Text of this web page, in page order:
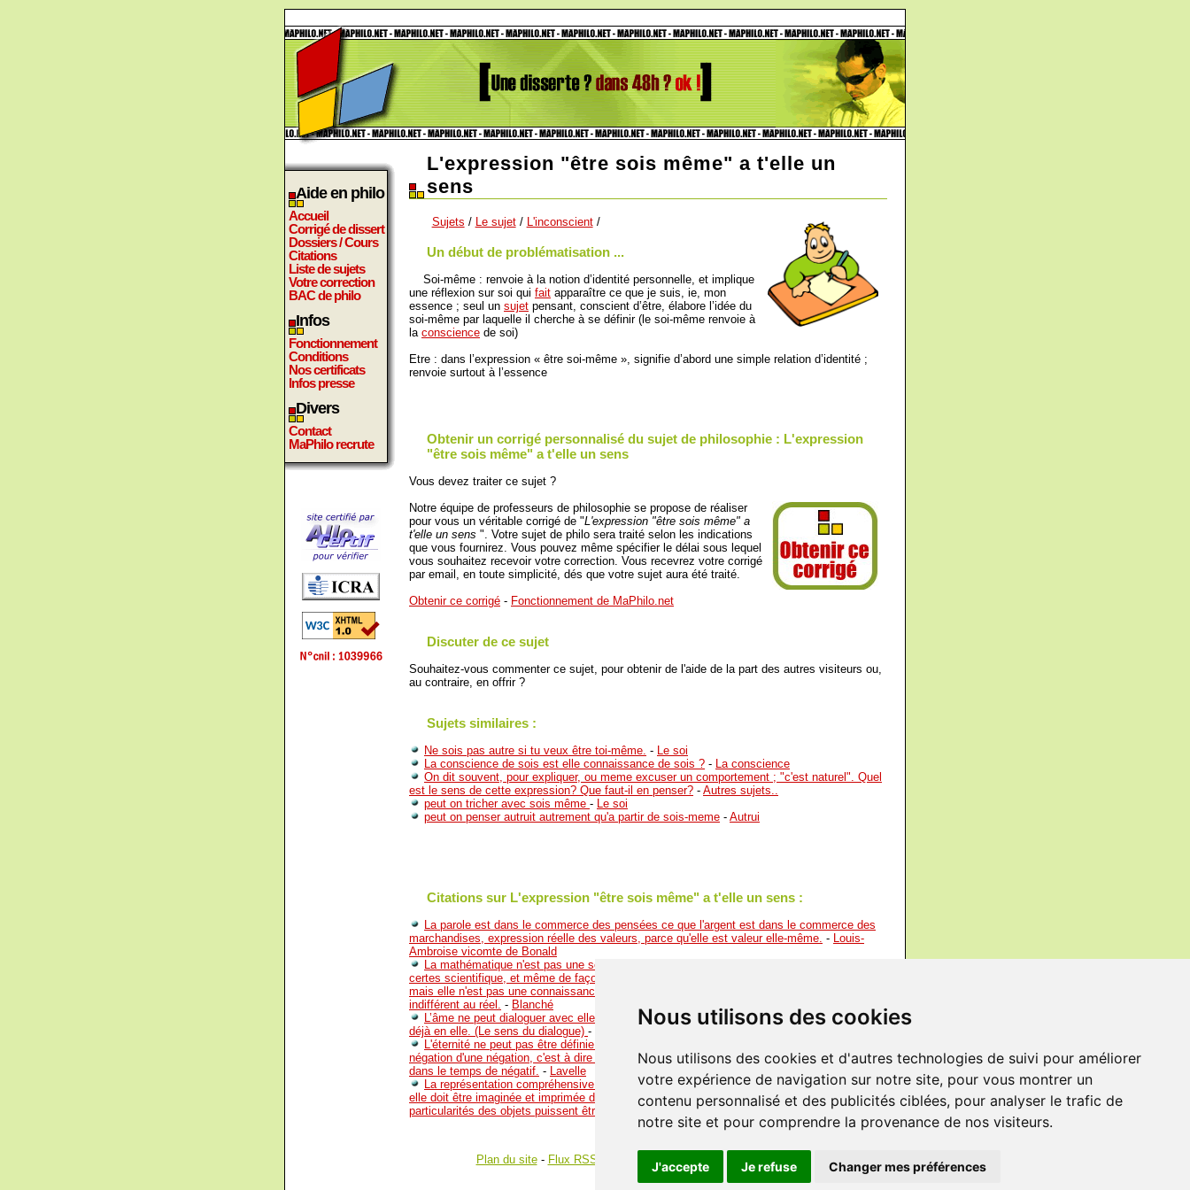
Nous utilisons des cookies
Nous utilisons des cookies et d'autres technologies de suivi pour améliorer
votre expérience de navigation sur notre site, pour vous montrer un
contenu personnalisé et des publicités ciblées, pour analyser le trafic de
notre site et pour comprendre la provenance de nos visiteurs.
J'accepte Je refuse Changer mes préférences
Aide en philo
Accueil
Corrigé de dissert
Dossiers / Cours
Citations
Liste de sujets
Votre correction
BAC de philo
Infos
Fonctionnement
Conditions
Nos certificats
Infos presse
Divers
Contact
MaPhilo recrute
L'expression "être sois même" a t'elle un
sens
Sujets / Le sujet/ L'inconscient/
Un début de problématisation ...
Soi-même : renvoie à la notion d’identité personnelle, et implique
une réflexion sur soi qui fait apparaître ce que je suis, ie, mon
essence ; seul un sujet pensant, conscient d’être, élabore l’idée du
soi-même par laquelle il cherche à se définir (le soi-même renvoie à
la conscience de soi)
Etre : dans l’expression « être soi-même », signifie d’abord une simple relation d’identité ;
renvoie surtout à l’essence
Obtenir un corrigé personnalisé du sujet de philosophie : L'expression
"être sois même" a t'elle un sens
Vous devez traiter ce sujet ?
Notre équipe de professeurs de philosophie se propose de réaliser
pour vous un véritable corrigé de "L'expression "être sois même" a
t'elle un sens ". Votre sujet de philo sera traité selon les indications
que vous fournirez. Vous pouvez même spécifier le délai sous lequel
vous souhaitez recevoir votre correction. Vous recevrez votre corrigé
par email, en toute simplicité, dés que votre sujet aura été traité.
Obtenir ce corrigé - Fonctionnement de MaPhilo.net
Discuter de ce sujet
Souhaitez-vous commenter ce sujet, pour obtenir de l'aide de la part des autres visiteurs ou,
au contraire, en offrir ?
Sujets similaires :
Ne sois pas autre si tu veux être toi-même. - Le soi
La conscience de sois est elle connaissance de sois ? - La conscience
On dit souvent, pour expliquer, ou meme excuser un comportement ; "c'est naturel". Quel
est le sens de cette expression? Que faut-il en penser? - Autres sujets..
peut on tricher avec sois même - Le soi
peut on penser autruit autrement qu'a partir de sois-meme - Autrui
Citations sur L'expression "être sois même" a t'elle un sens :
La parole est dans le commerce des pensées ce que l'argent est dans le commerce des
marchandises, expression réelle des valeurs, parce qu'elle est valeur elle-même. - Louis-
Ambroise vicomte de Bonald
La mathématique n'est pas une science dans le même sens que les autres. Elle est
certes scientifique, et même de façon exemplaire, par sa rigueur, sa précision, sa certitude,
mais elle n'est pas une connaissance des choses. C'est un langage cohérent, mais
indifférent au réel. - Blanché
L’âme ne peut dialoguer avec elle-même que si elle a pu accueillir l’autre, que si l’autre est
déjà en elle. (Le sens du dialogue) -
L'éternité ne peut pas être définie comme une négation, sinon en ce sens qu'elle est la
négation d'une négation, c'est à dire non pas du temps lui même, mais de tout ce qu'il y a
dans le temps de négatif. - Lavelle
La représentation compréhensive doit aussi être conforme à la chose elle-même. De plus,
elle doit être imaginée et imprimée dans le sujet, de manière à ce que toutes les
particularités des objets puissent être reproduites avec art.
Sextus
Plan du site- Flux RSS Gestion des cookies